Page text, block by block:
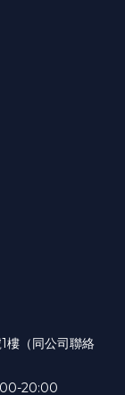
樓（同公司聯絡
20:00